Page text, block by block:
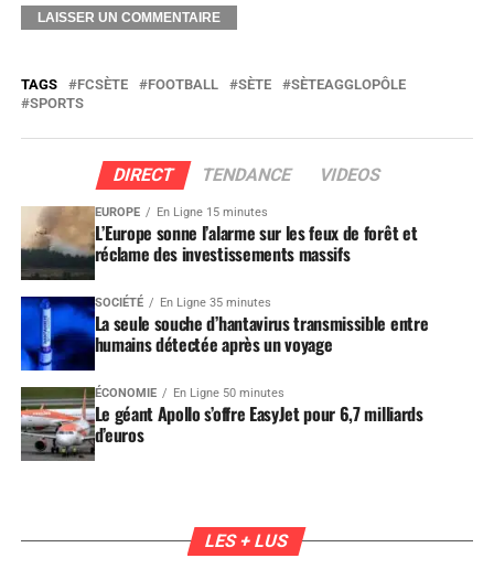
TAGS FCSÈTE FOOTBALL SÈTE
SÈTEAGGLOPÔLE
SPORTS
DIRECT TENDANCE VIDEOS
EUROPE En Ligne 15 minutes
L’Europe sonne l’alarme sur les feux de forêt et
réclame des investissements massifs
SOCIÉTÉ En Ligne 35 minutes
La seule souche d’hantavirus transmissible entre
humains détectée après un voyage
ÉCONOMIE En Ligne 50 minutes
Le géant Apollo s’offre EasyJet pour 6,7 milliards
d’euros
LES + LUS